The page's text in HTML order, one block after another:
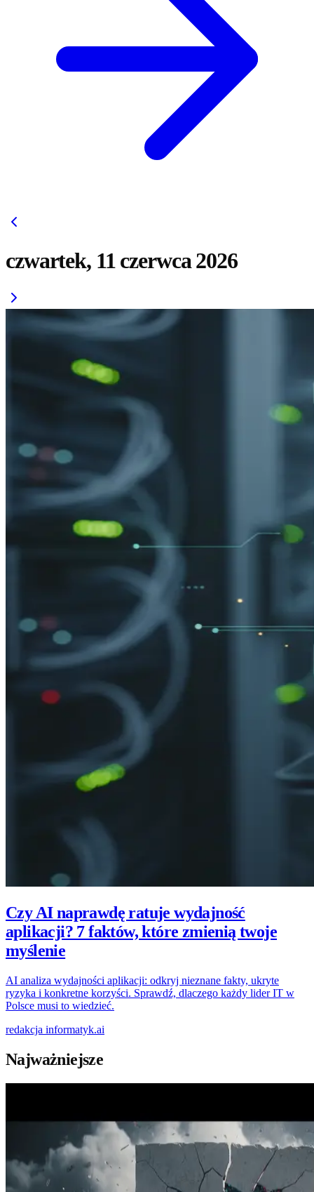
czwartek, 11 czerwca 2026
Czy AI naprawdę ratuje wydajność
aplikacji? 7 faktów, które zmienią twoje
myślenie
AI analiza wydajności aplikacji: odkryj nieznane fakty, ukryte
ryzyka i konkretne korzyści. Sprawdź, dlaczego każdy lider IT w
Polsce musi to wiedzieć.
redakcja informatyk.ai
Najważniejsze